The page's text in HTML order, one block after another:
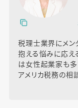
税理士業界にメン
抱える悩みに応え
は女性起業家も多
アメリカ税務の相